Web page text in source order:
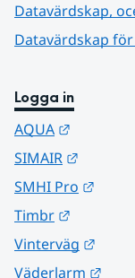
Datavärdskap,
Datavärdskap
Logga in
AQUA
SIMAIR
SMHI Pro
Timbr
Vinterväg
Väderlarm